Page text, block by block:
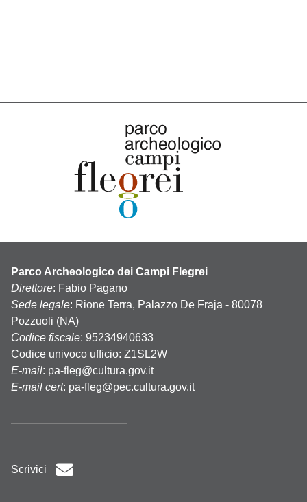
Parco Archeologico dei Campi Flegrei
Direttore: Fabio Pagano
Sede legale: Rione Terra, Palazzo De Fraja - 80078
Pozzuoli (NA)
Codice fiscale: 95234940633
Codice univoco ufficio: Z1SL2W
E-mail: pa-fleg@cultura.gov.it
E-mail cert: pa-fleg@pec.cultura.gov.it
Scrivici